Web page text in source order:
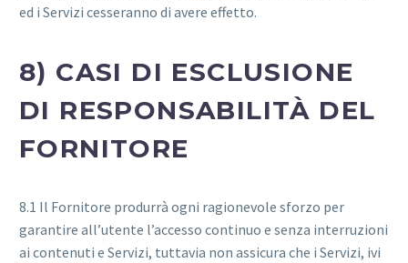
ed i Servizi cesseranno di avere effetto.
8) CASI DI ESCLUSIONE
DI RESPONSABILITÀ DEL
FORNITORE
8.1 Il Fornitore produrrà ogni ragionevole sforzo per
garantire all’utente l’accesso continuo e senza interruzioni
ai contenuti e Servizi, tuttavia non assicura che i Servizi, ivi